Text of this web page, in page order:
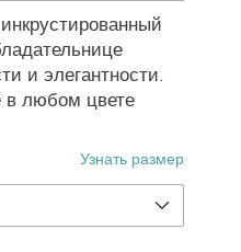
и элегантности.
в любом цвете
Узнать размер